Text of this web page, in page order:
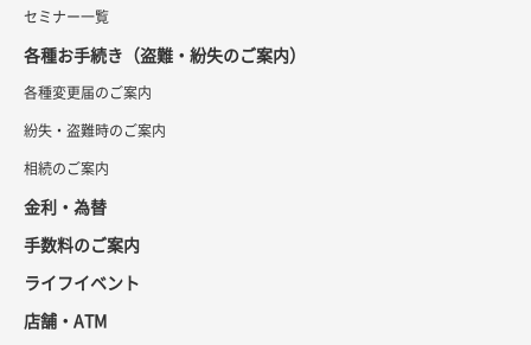
セミナー一覧
各種お手続き（盗難・紛失のご案内）
各種変更届のご案内
紛失・盗難時のご案内
相続のご案内
金利・為替
手数料のご案内
ライフイベント
店舗・ATM